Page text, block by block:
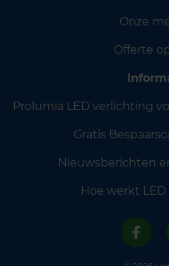
Onze
Offerte
Prolumia LED verlichting
Gratis
Nieuwsberichten
Hoe werkt